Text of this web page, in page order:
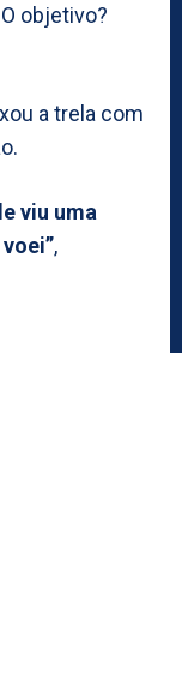
objetivo?
a trela com
viu uma
,